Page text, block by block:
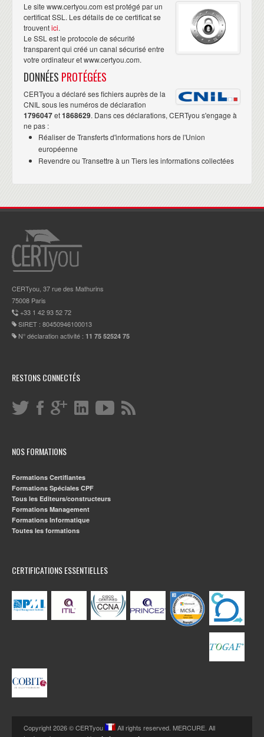
Le site www.certyou.com est protégé par un
certificat SSL. Les détails de ce certificat se
trouventici.
Le SSL est le protocole de sécurité
transparent qui créé un canal sécurisé entre
votre ordinateur et www.certyou.com.
DONNÉES PROTÉGÉES
CERTyou a déclaré ses fichiers auprès de la
CNIL sous les numéros de déclaration
1796047et1868629. Dans ces déclarations, CERTyou s'engage à
ne pas :
Réaliser de Transferts d'informations hors de l'Union
européenne
Revendre ou Transettre à un Tiers les informations collectées
CERTyou, 37 rue des Mathurins
75008 Paris
+33 1 42 93 52 72
SIRET : 80450946100013
N° déclaration activité : 11 75 52524 75
RESTONS CONNECTÉS
NOS FORMATIONS
Formations Certifiantes
Formations Spéciales CPF
Tous les Editeurs/constructeurs
Formations Management
Formations Informatique
Toutes les formations
CERTIFICATIONS ESSENTIELLES
Copyright 2026 © CERTyou
All rights reserved. MERCURE. All